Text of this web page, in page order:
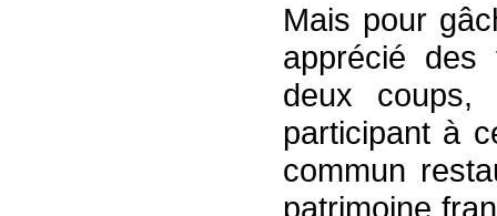
Mais pour
apprécié des
deux coups,
participant à
commun
patrimoine